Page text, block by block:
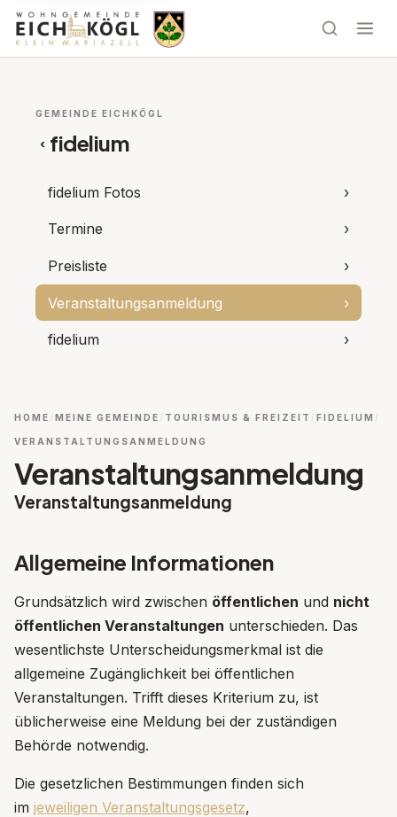
GEMEINDE EICHKÖGL
‹ fidelium
fidelium Fotos ›
Termine ›
Preisliste ›
Veranstaltungsanmeldung ›
fidelium ›
HOME MEINE GEMEINDE TOURISMUS & FREIZEIT FIDELIUM
VERANSTALTUNGSANMELDUNG
Veranstaltungsanmeldung
Veranstaltungsanmeldung
Allgemeine Informationen
Grundsätzlich wird zwischen öffentlichen und nicht
öffentlichen Veranstaltungen unterschieden. Das
wesentlichste Unterscheidungsmerkmal ist die
allgemeine Zugänglichkeit bei öffentlichen
Veranstaltungen. Trifft dieses Kriterium zu, ist
üblicherweise eine Meldung bei der zuständigen
Behörde notwendig.
Die gesetzlichen Bestimmungen finden sich
im jeweiligen Veranstaltungsgesetz,